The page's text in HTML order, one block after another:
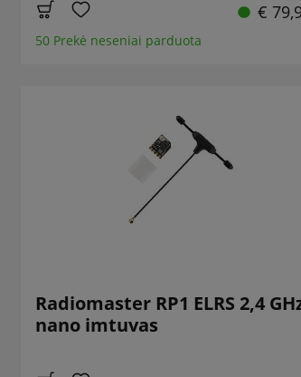
€
50 Prekė neseniai parduota
Radiomaster RP1 ELRS 2,4
nano imtuvas